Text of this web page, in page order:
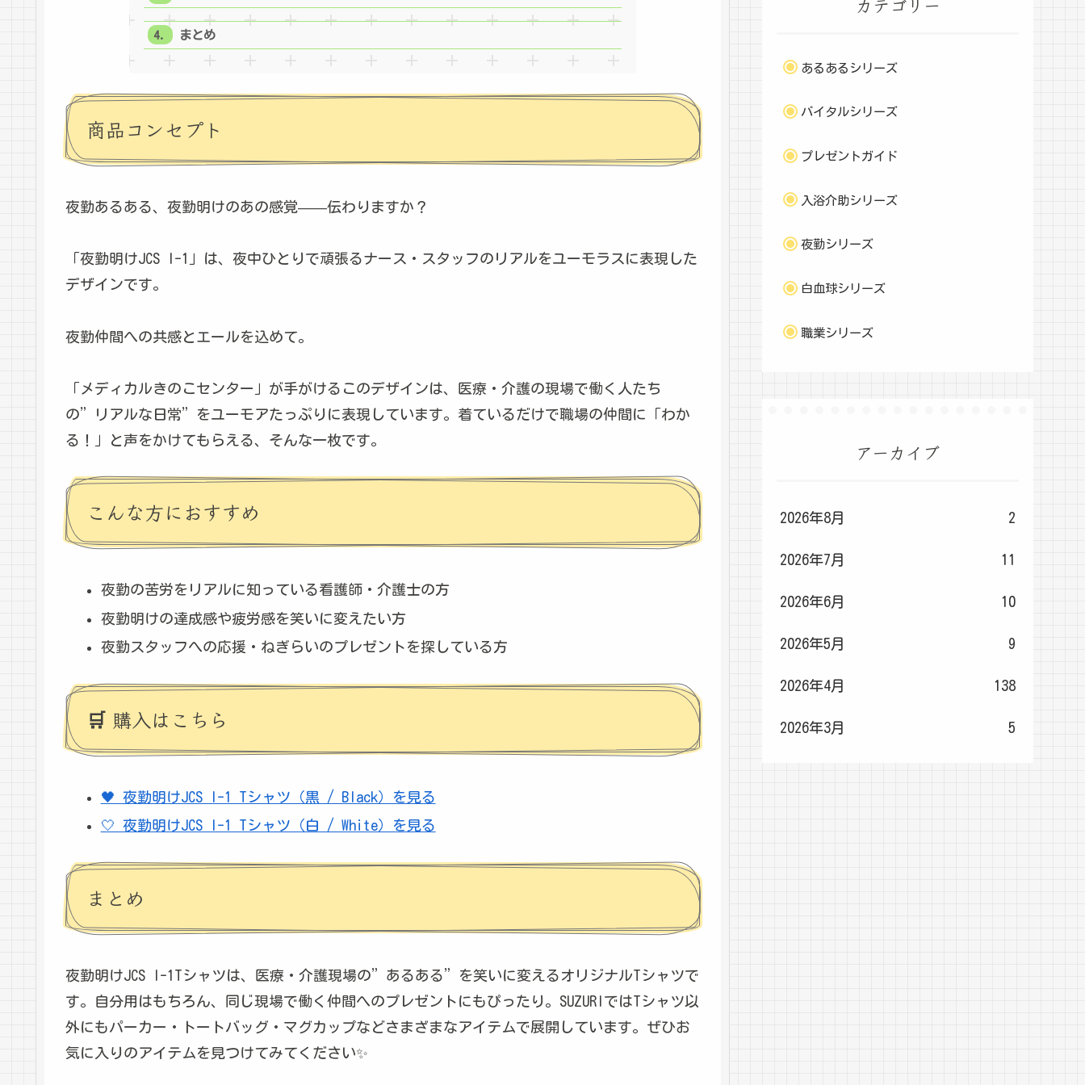
まとめ
商品コンセプト
夜勤あるある、夜勤明けのあの感覚——伝わりますか？
「夜勤明けJCS I-1」は、夜中ひとりで頑張るナース・スタッフのリアルをユーモラスに表現した
デザインです。
夜勤仲間への共感とエールを込めて。
「メディカルきのこセンター」が手がけるこのデザインは、医療・介護の現場で働く人たち
の”リアルな日常”をユーモアたっぷりに表現しています。着ているだけで職場の仲間に「わか
る！」と声をかけてもらえる、そんな一枚です。
こんな方におすすめ
夜勤の苦労をリアルに知っている看護師・介護士の方
夜勤明けの達成感や疲労感を笑いに変えたい方
夜勤スタッフへの応援・ねぎらいのプレゼントを探している方
🛒 購入はこちら
🖤 夜勤明けJCS I-1 Tシャツ（黒 / Black）を見る
🤍 夜勤明けJCS I-1 Tシャツ（白 / White）を見る
まとめ
夜勤明けJCS I-1Tシャツは、医療・介護現場の”あるある”を笑いに変えるオリジナルTシャツで
す。自分用はもちろん、同じ現場で働く仲間へのプレゼントにもぴったり。SUZURIではTシャツ以
外にもパーカー・トートバッグ・マグカップなどさまざまなアイテムで展開しています。ぜひお
気に入りのアイテムを見つけてみてください✨
あるあるシリーズ
バイタルシリーズ
プレゼントガイド
入浴介助シリーズ
夜勤シリーズ
白血球シリーズ
職業シリーズ
アーカイブ
2026年8月 2
2026年7月 11
2026年6月 10
2026年5月 9
2026年4月 138
2026年3月 5